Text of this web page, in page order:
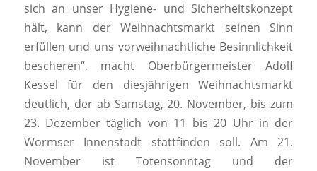
sich an unser Hygiene- und Sicherheitskonzept
hält, kann der Weihnachtsmarkt seinen Sinn
erfüllen und uns vorweihnachtliche Besinnlichkeit
bescheren“, macht Oberbürgermeister Adolf
Kessel für den diesjährigen Weihnachtsmarkt
deutlich, der ab Samstag, 20. November, bis zum
23. Dezember täglich von 11 bis 20 Uhr in der
Wormser Innenstadt stattfinden soll. Am 21.
November ist Totensonntag und der